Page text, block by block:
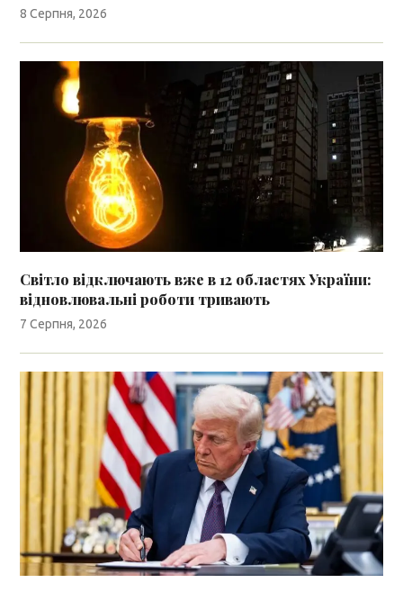
8 Серпня, 2026
Світло відключають вже в 12 областях України:
відновлювальні роботи тривають
7 Серпня, 2026